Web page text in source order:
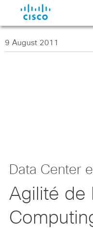
9 August 2011
Data Center
Agilité de